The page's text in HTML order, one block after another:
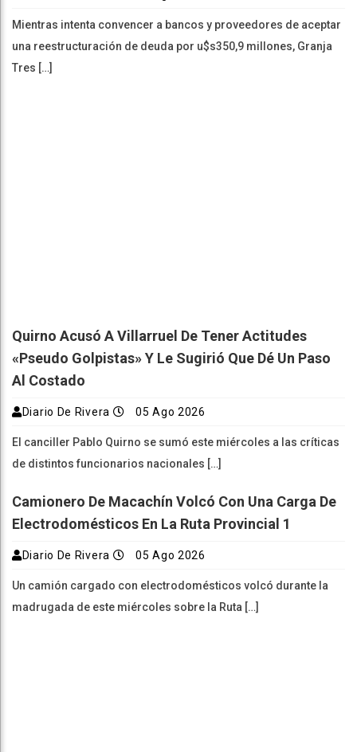
Mientras intenta convencer a bancos y proveedores de aceptar
una reestructuración de deuda por u$s350,9 millones, Granja
Tres […]
Quirno Acusó A Villarruel De Tener Actitudes
«pseudo Golpistas» Y Le Sugirió Que Dé Un Paso
Al Costado
Diario De Rivera 05 Ago 2026
El canciller Pablo Quirno se sumó este miércoles a las críticas
de distintos funcionarios nacionales […]
Camionero De Macachín Volcó Con Una Carga De
Electrodomésticos En La Ruta Provincial 1
Diario De Rivera 05 Ago 2026
Un camión cargado con electrodomésticos volcó durante la
madrugada de este miércoles sobre la Ruta […]